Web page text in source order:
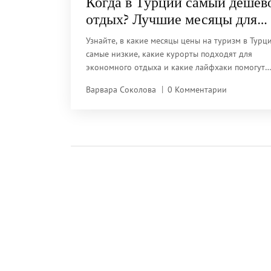
отдых? Лучшие месяцы для
экономного отпуска
Узнайте, в какие месяцы цены на туризм в
самые низкие, какие курорты подходят для
экономного отдыха и какие лайфхаки помогут
Варвара Соколова
0 Комментарии